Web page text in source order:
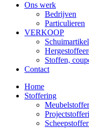
Ons werk
Bedrijven
Particulieren
VERKOOP
Stoffen,
Contact
Home
Stoffering